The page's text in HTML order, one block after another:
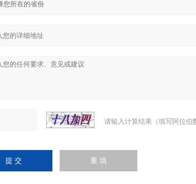
请输入计算结果（填写阿拉伯